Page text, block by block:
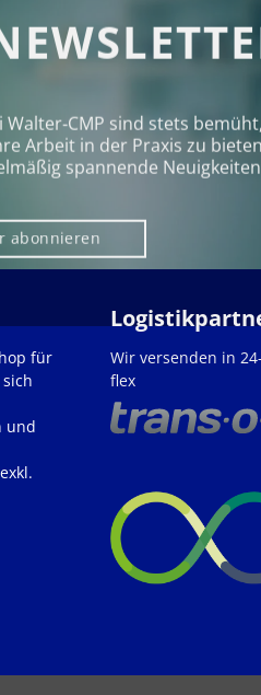
sind stets
Arbeit in der Praxis zu
spannende
abonnieren
für
und
Wir versenden in
flex